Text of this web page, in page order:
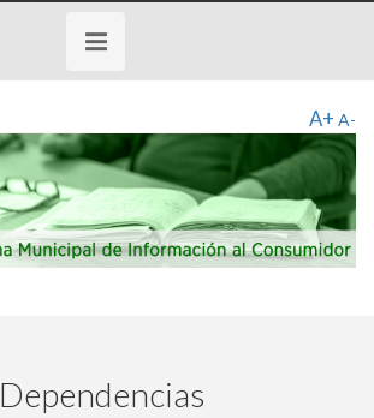
Toggle
navigation
A+ A-
Dependencias